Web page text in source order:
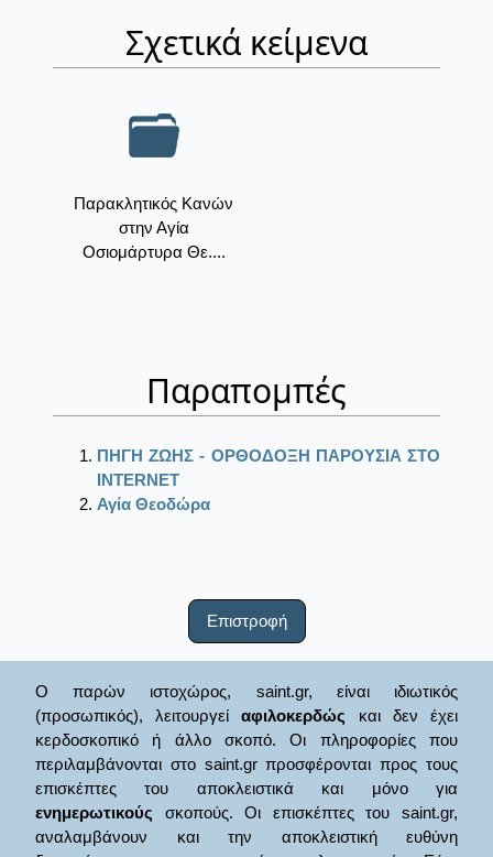
Σχετικά κείμενα
Παρακλητικός Κανών
στην Αγία
Οσιομάρτυρα Θε....
Παραπομπές
ΠΗΓΗ ΖΩΗΣ - ΟΡΘΟΔΟΞΗ ΠΑΡΟΥΣΙΑ ΣΤΟ
ΙΝΤΕRΝΕΤ
Αγία Θεοδώρα
Επιστροφή
Ο παρών ιστοχώρος, saint.gr, είναι ιδιωτικός
(προσωπικός), λειτουργείαφιλοκερδώς και δεν έχει
κερδοσκοπικό ή άλλο σκοπό. Οι πληροφορίες που
περιλαμβάνονται στο saint.gr προσφέρονται προς τους
επισκέπτες του αποκλειστικά και μόνο για
ενημερωτικούς σκοπούς. Οι επισκέπτες του saint.gr,
αναλαμβάνουν και την αποκλειστική ευθύνη